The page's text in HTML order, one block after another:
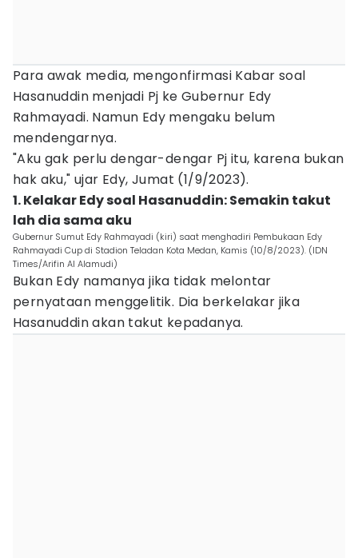
Para awak media, mengonfirmasi Kabar soal
Hasanuddin menjadi Pj ke Gubernur Edy
Rahmayadi. Namun Edy mengaku belum
mendengarnya.
"Aku gak perlu dengar-dengar Pj itu, karena bukan
hak aku," ujar Edy, Jumat (1/9/2023).
1. Kelakar Edy soal Hasanuddin: Semakin takut
lah dia sama aku
Gubernur Sumut Edy Rahmayadi (kiri) saat menghadiri Pembukaan Edy
Rahmayadi Cup di Stadion Teladan Kota Medan, Kamis (10/8/2023). (IDN
Times/Arifin Al Alamudi)
Bukan Edy namanya jika tidak melontar
pernyataan menggelitik. Dia berkelakar jika
Hasanuddin akan takut kepadanya.